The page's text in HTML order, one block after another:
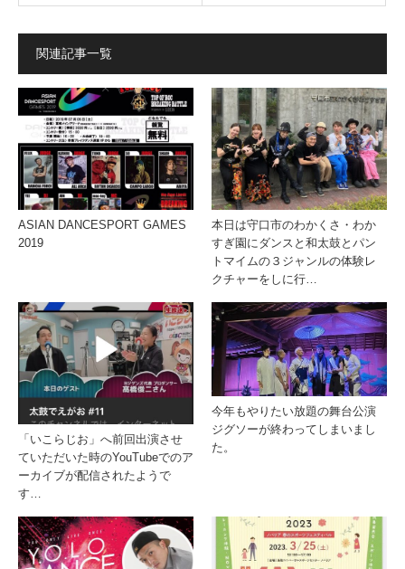
関連記事一覧
ASIAN DANCESPORT GAMES
2019
本日は守口市のわかくさ・わか
すぎ園にダンスと和太鼓とパン
トマイムの３ジャンルの体験レ
クチャーをしに行…
「いこらじお」へ前回出演させ
ていただいた時のYouTubeでのア
ーカイブが配信されたようで
す…
今年もやりたい放題の舞台公演
ジグソーが終わってしまいまし
た。